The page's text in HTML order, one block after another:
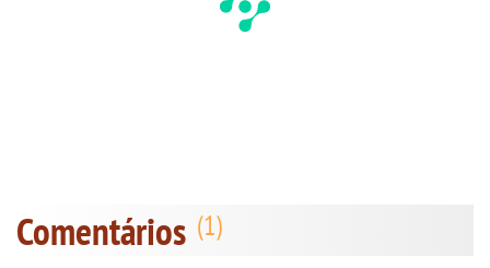
Comentários